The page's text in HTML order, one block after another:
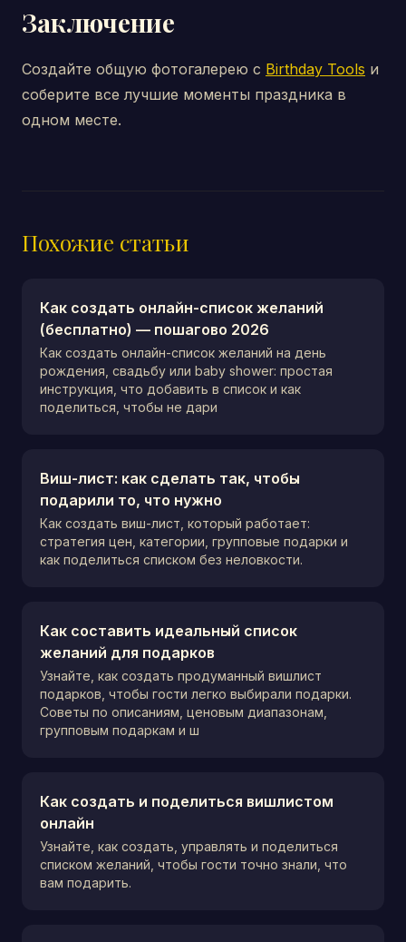
Заключение
Создайте общую фотогалерею с Birthday Tools и
соберите все лучшие моменты праздника в
одном месте.
Похожие статьи
Как создать онлайн-список желаний
(бесплатно) — пошагово 2026
Как создать онлайн-список желаний на день
рождения, свадьбу или baby shower: простая
инструкция, что добавить в список и как
поделиться, чтобы не дари
Виш-лист: как сделать так, чтобы
подарили то, что нужно
Как создать виш-лист, который работает:
стратегия цен, категории, групповые подарки и
как поделиться списком без неловкости.
Как составить идеальный список
желаний для подарков
Узнайте, как создать продуманный вишлист
подарков, чтобы гости легко выбирали подарки.
Советы по описаниям, ценовым диапазонам,
групповым подаркам и ш
Как создать и поделиться вишлистом
онлайн
Узнайте, как создать, управлять и поделиться
списком желаний, чтобы гости точно знали, что
вам подарить.